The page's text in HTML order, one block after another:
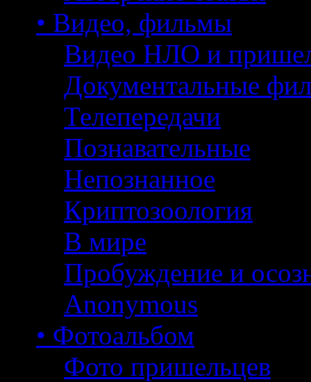
• Видео, фильмы
Видео НЛО и
Документальные
Телепередачи
Познавательные
Непознанное
Криптозоология
В мире
Пробуждение и
Anonymous
• Фотоальбом
Фото пришельцев